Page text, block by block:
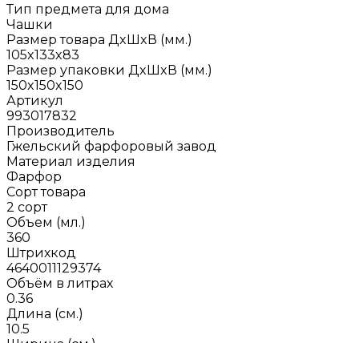
Тип предмета для дома
Чашки
Размер товара ДxШxВ (мм.)
105x133x83
Размер упаковки ДxШxВ (мм.)
150x150x150
Артикул
993017832
Производитель
Гжельский фарфоровый завод
Материал изделия
Фарфор
Сорт товара
2 сорт
Объем (мл.)
360
Штрихкод
4640011129374
Объём в литрах
0.36
Длина (см.)
10.5